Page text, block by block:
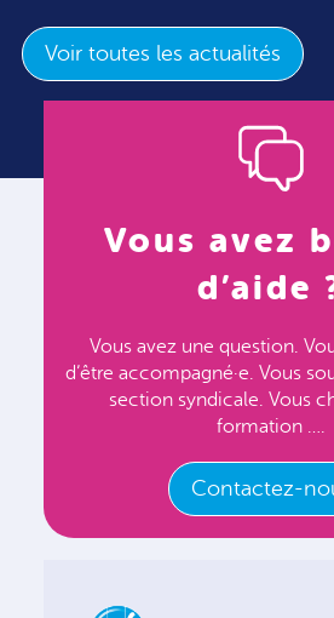
Voir toutes les actualités
Vous avez
d’aide
Vous avez une question.
d’être accompagné·e. Vous
section syndicale. Vous
formation ….
Contactez-